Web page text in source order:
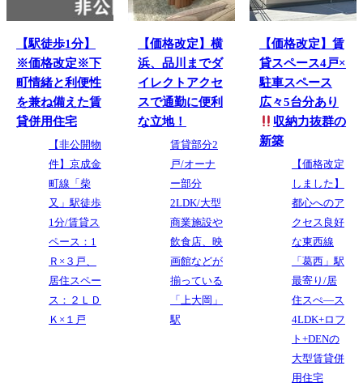
【駅徒歩1分】
※価格改定※下
町情緒と利便性
を兼ね備えた賃
貸併用住宅
【非公開物
件】京成金
町線「柴
又」駅徒歩
1分/賃貸ス
ペース：1
Ｒ×３戸、
居住スペー
ス：２ＬＤ
Ｋ×１戸
【価格改定】横
浜、品川までダ
イレクトアクセ
スで通勤に便利
な立地！
賃貸部分2
戸/オーナ
ー部分
2LDK/大型
商業施設や
飲食店、映
画館などが
揃っている
「上大岡」
駅
【価格改定】賃
貸スペース4戸×
駐車スペース
広々5台分あり
収納力抜群の
新築
【価格改定
しました】
都心へのア
クセス良好
な東西線
「葛西」駅
最寄り/居
住スぺ―ス
4LDK+ロフ
ト+DENの
大型賃貸併
用住宅